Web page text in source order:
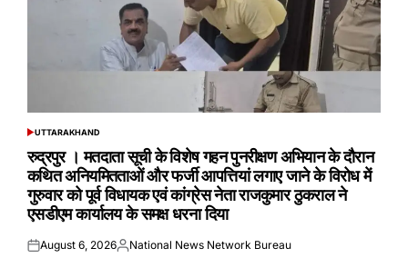
POSTED
UTTARAKHAND
रुद्रपुर । मतदाता सूची के विशेष गहन पुनरीक्षण अभियान के दौरान
कथित अनियमितताओं और फर्जी आपत्तियां लगाए जाने के विरोध में
गुरुवार को पूर्व विधायक एवं कांग्रेस नेता राजकुमार ठुकराल ने
एसडीएम कार्यालय के समक्ष धरना दिया
Posted
August 6, 2026Posted
National News Network Bureau